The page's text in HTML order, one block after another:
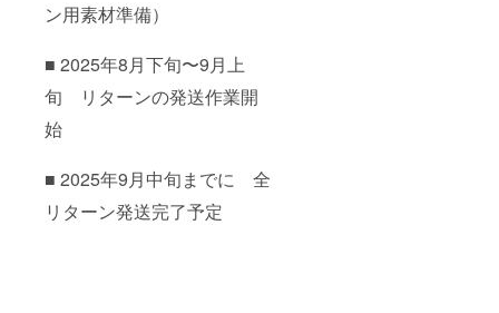
ン用素材準備）
■ 2025年8月下旬〜9月上
旬 リターンの発送作業開
始
■ 2025年9月中旬までに 全
リターン発送完了予定